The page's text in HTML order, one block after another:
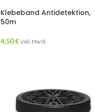
Klebeband Antidetektion,
50m
4,50€ inkl. MwSt